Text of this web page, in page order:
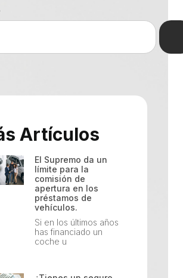
Artículos
El Supremo da un
límite para la
comisión de
apertura en los
préstamos de
vehículos.
Si en los últimos años
has financiado un
coche u